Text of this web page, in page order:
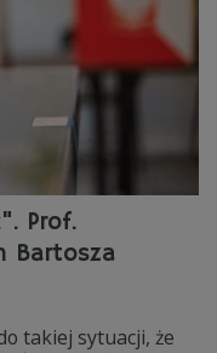
Prof.
Bartosza
takiej sytuacji, że